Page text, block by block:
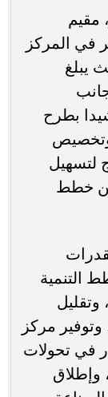
مقيم
في المركز
يبلغ
بطرح
وتخصيص
لتسهيل
من خطط
التنمية
وتوفير مركز
في تحولات
وإطلاق